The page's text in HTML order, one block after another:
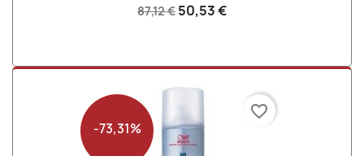
87,12 € 50,53 €
-73,31%
favorite_border